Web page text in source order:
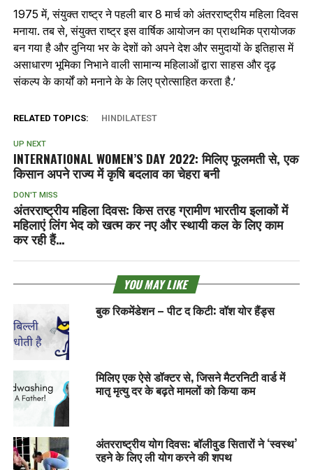
1975 में, संयुक्त राष्ट्र ने पहली बार 8 मार्च को अंतरराष्ट्रीय महिला दिवस
मनाया. तब से, संयुक्त राष्ट्र इस वार्षिक आयोजन का प्राथमिक प्रायोजक
बन गया है और दुनिया भर के देशों को अपने देश और समुदायों के इतिहास में
असाधारण भूमिका निभाने वाली सामान्य महिलाओं द्वारा साहस और दृढ़
संकल्प के कार्यों को मनाने के के लिए प्रोत्साहित करता है.’
RELATED TOPICS: HINDILATEST
UP NEXT
INTERNATIONAL WOMEN’S DAY 2022: मिलिए फूलमती से, एक
किसान अपने राज्‍य में कृष‍ि बदलाव का चेहरा बनी
DON'T MISS
अंतरराष्ट्रीय महिला दिवस: किस तरह ग्रामीण भारतीय इलाकों में
महिलाएं लिंग भेद को खत्‍म कर नए और स्थायी कल के लिए काम
कर रही हैं…
YOU MAY LIKE
बुक रिकमेंडेशन – पीट द किटी: वॉश योर हैंड्स
मिलिए एक ऐसे डॉक्टर से, जिसने मैटरनिटी वार्ड में
मातृ मृत्यु दर के बढ़ते मामलों को किया कम
अंतरराष्ट्रीय योग दिवस: बॉलीवुड सितारों ने ‘स्वस्थ’
रहने के लिए ली योग करने की शपथ